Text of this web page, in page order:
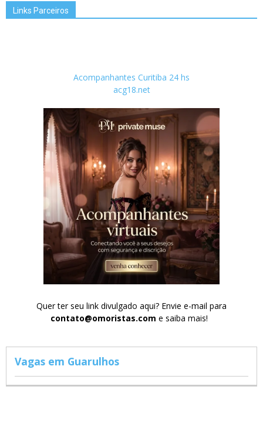
Links Parceiros
Acompanhantes Curitiba 24 hs
acg18.net
Quer ter seu link divulgado aqui? Envie e-mail para
contato@omoristas.com e saiba mais!
Vagas em Guarulhos